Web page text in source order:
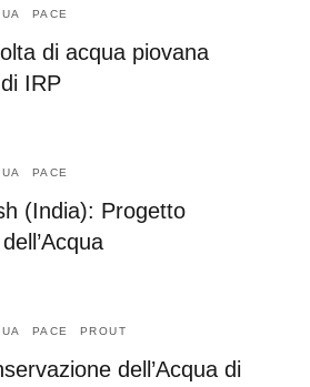
PACE
di acqua piovana
IRP
PACE
(India): Progetto
PACE PROUT
dell’Acqua di